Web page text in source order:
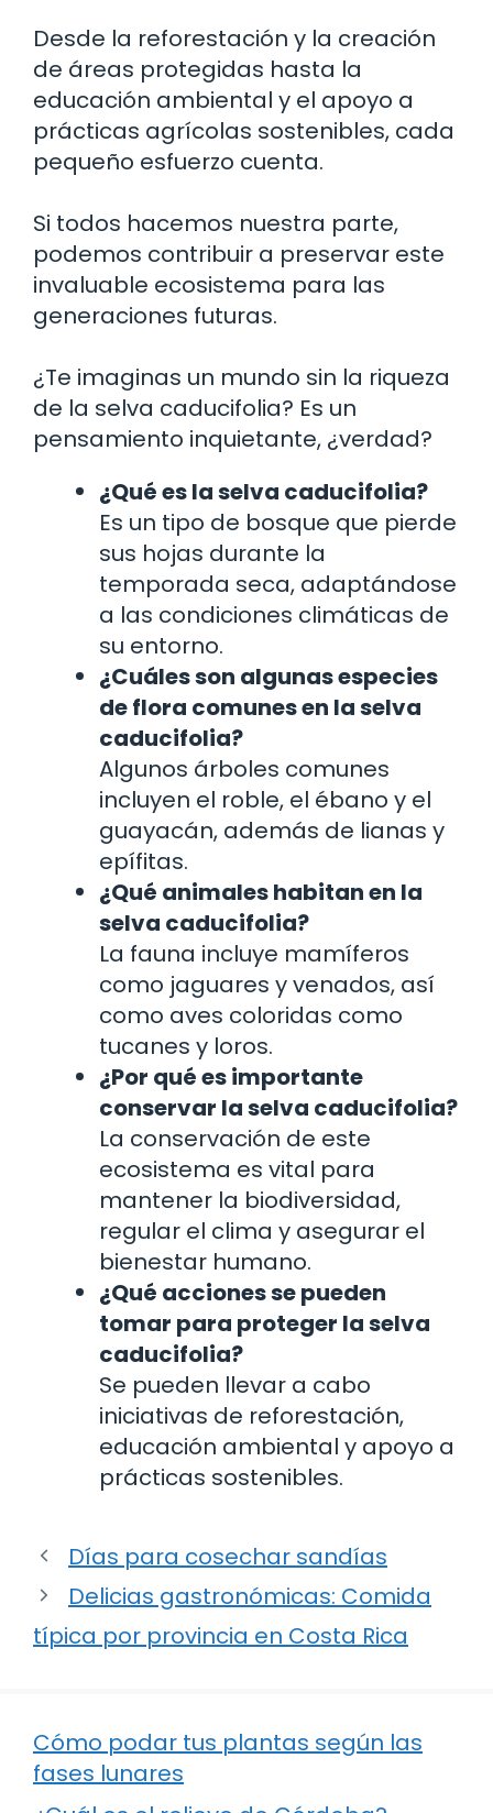
Desde la reforestación y la creación
de áreas protegidas hasta la
educación ambiental y el apoyo a
prácticas agrícolas sostenibles, cada
pequeño esfuerzo cuenta.
Si todos hacemos nuestra parte,
podemos contribuir a preservar este
invaluable ecosistema para las
generaciones futuras.
¿Te imaginas un mundo sin la riqueza
de la selva caducifolia? Es un
pensamiento inquietante, ¿verdad?
¿Qué es la selva caducifolia?
Es un tipo de bosque que pierde
sus hojas durante la
temporada seca, adaptándose
a las condiciones climáticas de
su entorno.
¿Cuáles son algunas especies
de flora comunes en la selva
caducifolia?
Algunos árboles comunes
incluyen el roble, el ébano y el
guayacán, además de lianas y
epífitas.
¿Qué animales habitan en la
selva caducifolia?
La fauna incluye mamíferos
como jaguares y venados, así
como aves coloridas como
tucanes y loros.
¿Por qué es importante
conservar la selva caducifolia?
La conservación de este
ecosistema es vital para
mantener la biodiversidad,
regular el clima y asegurar el
bienestar humano.
¿Qué acciones se pueden
tomar para proteger la selva
caducifolia?
Se pueden llevar a cabo
iniciativas de reforestación,
educación ambiental y apoyo a
prácticas sostenibles.
Días para cosechar sandías
Delicias gastronómicas: Comida
típica por provincia en Costa Rica
Cómo podar tus plantas según las
fases lunares